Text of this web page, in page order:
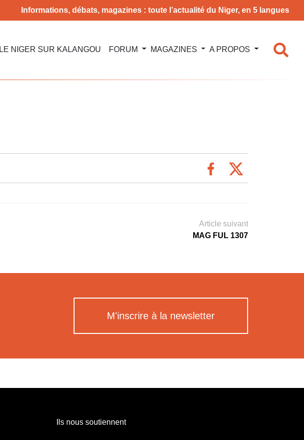
Informations, débats, magazines : toute l’actualité du Niger, en 5 langues
LE NIGER SUR KALANGOU FORUM MAGAZINES A PROPOS
Article suivant
MAG FUL 1307
M'inscrire à la newsletter
Ils nous soutiennent